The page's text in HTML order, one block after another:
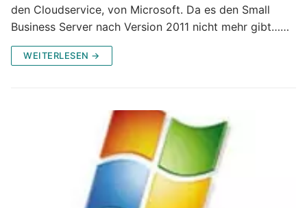
den Cloudservice, von Microsoft. Da es den Small
Business Server nach Version 2011 nicht mehr gibt……
WEITERLESEN →